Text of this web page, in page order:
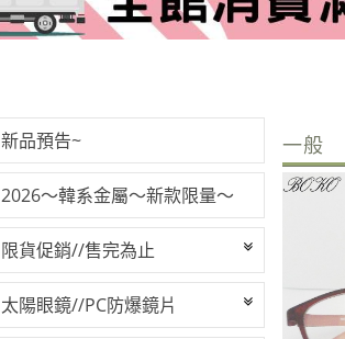
新品預告~
2026～韓系金屬～新款限量～
限貨促銷//售完為止
太陽眼鏡//PC防爆鏡片
一般